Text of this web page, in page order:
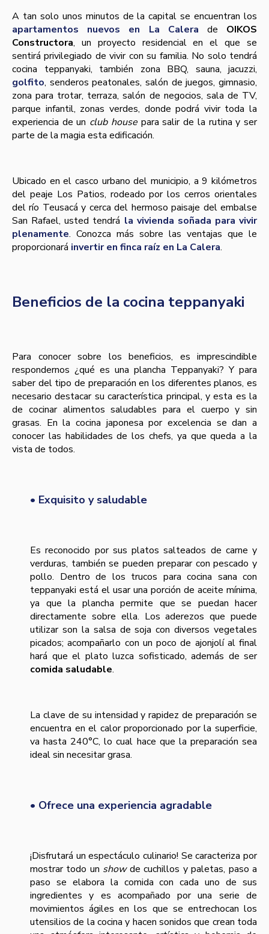
A tan solo unos minutos de la capital se encuentran los
apartamentos nuevos en La Calera de OIKOS
Constructora, un proyecto residencial en el que se
sentirá privilegiado de vivir con su familia. No solo tendrá
cocina teppanyaki, también zona BBQ, sauna, jacuzzi,
golfito, senderos peatonales, salón de juegos, gimnasio,
zona para trotar, terraza, salón de negocios, sala de TV,
parque infantil, zonas verdes, donde podrá vivir toda la
experiencia de un club housepara salir de la rutina y ser
parte de la magia esta edificación.
Ubicado en el casco urbano del municipio, a 9 kilómetros
del peaje Los Patios, rodeado por los cerros orientales
del río Teusacá y cerca del hermoso paisaje del embalse
San Rafael, usted tendrá la vivienda soñada para vivir
plenamente. Conozca más sobre las ventajas que le
proporcionará invertir en finca raíz en La Calera.
Beneficios de la cocina teppanyaki
Para conocer sobre los beneficios, es imprescindible
respondernos ¿qué es una plancha Teppanyaki? Y para
saber del tipo de preparación en los diferentes planos, es
necesario destacar su característica principal, y esta es la
de cocinar alimentos saludables para el cuerpo y sin
grasas. En la cocina japonesa por excelencia se dan a
conocer las habilidades de los chefs, ya que queda a la
vista de todos.
• Exquisito y saludable
Es reconocido por sus platos salteados de carne y
verduras, también se pueden preparar con pescado y
pollo. Dentro de los trucos para cocina sana con
teppanyaki está el usar una porción de aceite mínima,
ya que la plancha permite que se puedan hacer
directamente sobre ella. Los aderezos que puede
utilizar son la salsa de soja con diversos vegetales
picados; acompañarlo con un poco de ajonjolí al final
hará que el plato luzca sofisticado, además de ser
comida saludable.
La clave de su intensidad y rapidez de preparación se
encuentra en el calor proporcionado por la superficie,
va hasta 240°C, lo cual hace que la preparación sea
ideal sin necesitar grasa.
• Ofrece una experiencia agradable
¡Disfrutará un espectáculo culinario! Se caracteriza por
mostrar todo un showde cuchillos y paletas, paso a
paso se elabora la comida con cada uno de sus
ingredientes y es acompañado por una serie de
movimientos ágiles en los que se entrechocan los
utensilios de la cocina y hacen sonidos que crean toda